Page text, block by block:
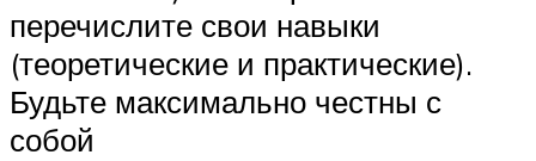
перечислите свои навыки
(теоретические и практические).
Будьте максимально честны с
собой